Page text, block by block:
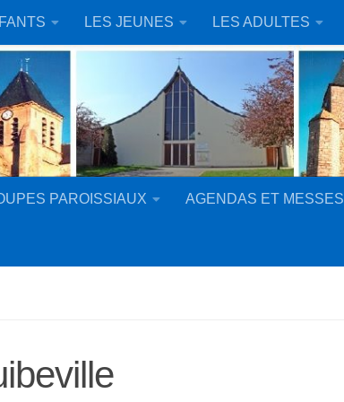
LES JEUNES LES ADULTES
PAROISSIAUX AGENDAS ET MESSES